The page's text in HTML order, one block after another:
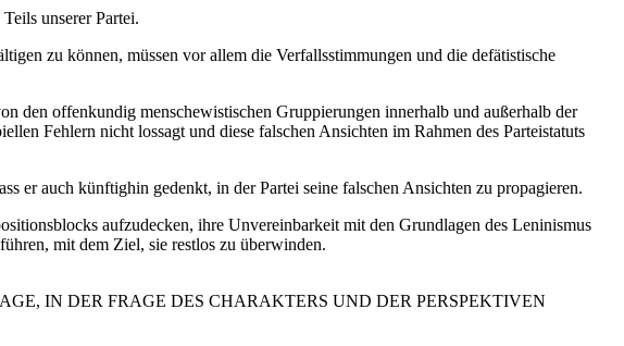
unserer Partei.
zu können, müssen vor allem die Verfallsstimmungen und die defätistische
den offenkundig menschewistischen Gruppierungen innerhalb und außerhalb der
Fehlern nicht lossagt und diese falschen Ansichten im Rahmen des Parteistatuts
er auch künftighin gedenkt, in der Partei seine falschen Ansichten zu propagieren.
aufzudecken, ihre Unvereinbarkeit mit den Grundlagen des Leninismus
mit dem Ziel, sie restlos zu überwinden.
IN DER FRAGE DES CHARAKTERS UND DER PERSPEKTIVEN